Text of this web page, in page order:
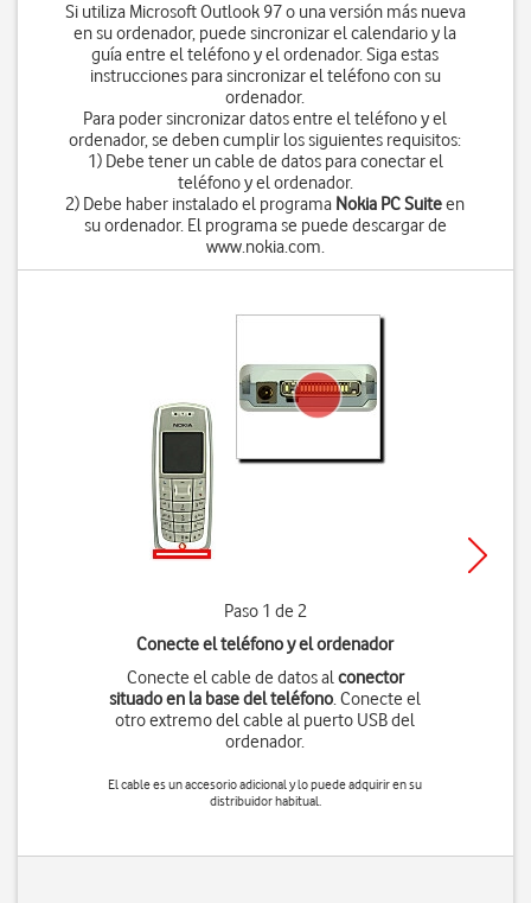
Si utiliza Microsoft Outlook 97 o una versión más nueva
en su ordenador, puede sincronizar el calendario y la
guía entre el teléfono y el ordenador. Siga estas
instrucciones para sincronizar el teléfono con su
ordenador.
Para poder sincronizar datos entre el teléfono y el
ordenador, se deben cumplir los siguientes requisitos:
1) Debe tener un cable de datos para conectar el
teléfono y el ordenador.
2) Debe haber instalado el programa Nokia PC Suiteen
su ordenador. El programa se puede descargar de
www.nokia.com.
Paso 1 de 2
Conecte el teléfono y el ordenador
Conecte el cable de datos alconector
situado en la base del teléfono. Conecte el
otro extremo del cable al puerto USB del
ordenador.
El cable es un accesorio adicional y lo puede adquirir en su
distribuidor habitual.